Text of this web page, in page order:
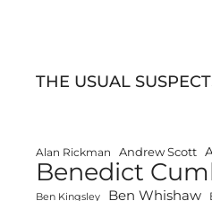
THE USUAL
Alan Rickman Andrew Scott
Benedict
Ben Kingsley Ben Whishaw